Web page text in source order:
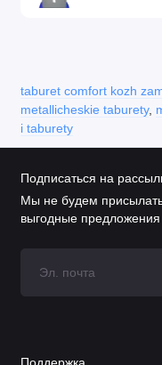
taburet comfort kozh
metallicheskie taburety,
i taburety
Подписаться на
Мы не будем
выгодные предложения